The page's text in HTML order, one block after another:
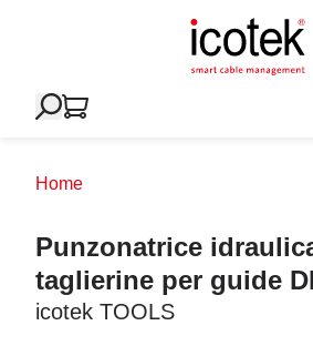
Home
Punzonatrice
taglierine per guide
icotek TOOLS